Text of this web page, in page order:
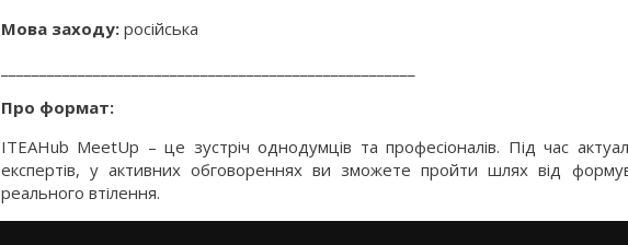
Мова заходу:російська
Про формат:
ITEAHub MeetUp – це зустріч однодумців та професіоналів. Під час
експертів, у активних обговореннях ви зможете пройти шлях від
реального втілення.